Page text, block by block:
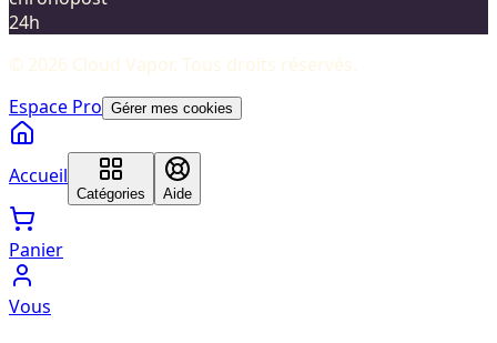
24h
© 2026 Cloud Vapor. Tous droits réservés.
Espace Pro Gérer mes cookies
Accueil
Catégories Aide
Panier
Vous